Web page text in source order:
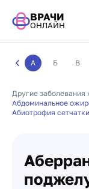
ВРАЧИ
ОНЛАЙН
А Б В
Другие заболевания
Абдоминальное
Абиотрофия сетчатки